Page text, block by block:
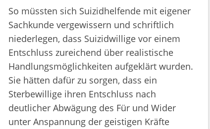
So müssten sich Suizidhelfende mit eigener
Sachkunde vergewissern und schriftlich
niederlegen, dass Suizidwillige vor einem
Entschluss zureichend über realistische
Handlungsmöglichkeiten aufgeklärt wurden.
Sie hätten dafür zu sorgen, dass ein
Sterbewillige ihren Entschluss nach
deutlicher Abwägung des Für und Wider
unter Anspannung der geistigen Kräfte